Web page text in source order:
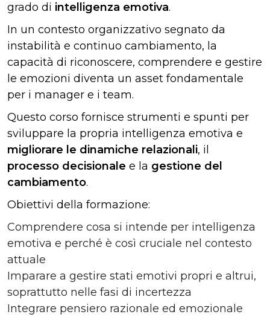
grado di intelligenza emotiva.
In un contesto organizzativo segnato da
instabilità e continuo cambiamento, la
capacità di riconoscere, comprendere e gestire
le emozioni diventa un asset fondamentale
per i manager e i team.
Questo corso fornisce strumenti e spunti per
sviluppare la propria intelligenza emotiva e
migliorare le dinamiche relazionali, il
processo decisionale e la gestione del
cambiamento.
Obiettivi della formazione:
Comprendere cosa si intende per intelligenza
emotiva e perché è così cruciale nel contesto
attuale
Imparare a gestire stati emotivi propri e altrui,
soprattutto nelle fasi di incertezza
Integrare pensiero razionale ed emozionale